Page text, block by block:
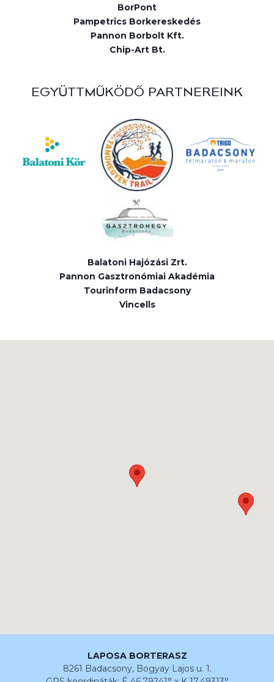
BorPont
Pampetrics Borkereskedés
Pannon Borbolt Kft.
Chip-Art Bt.
EGYÜTTMŰKÖDŐ PARTNEREINK
Balatoni Hajózási Zrt.
Pannon Gasztronómiai Akadémia
Tourinform Badacsony
Vincells
LAPOSA BORTERASZ
8261 Badacsony, Bogyay Lajos u. 1.